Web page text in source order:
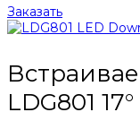
Заказать
LDG801